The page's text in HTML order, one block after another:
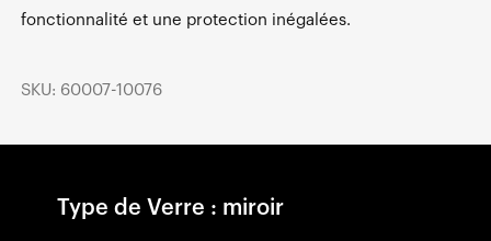
fonctionnalité et une protection inégalées.
SKU: 60007-10076
Type de Verre : miroir